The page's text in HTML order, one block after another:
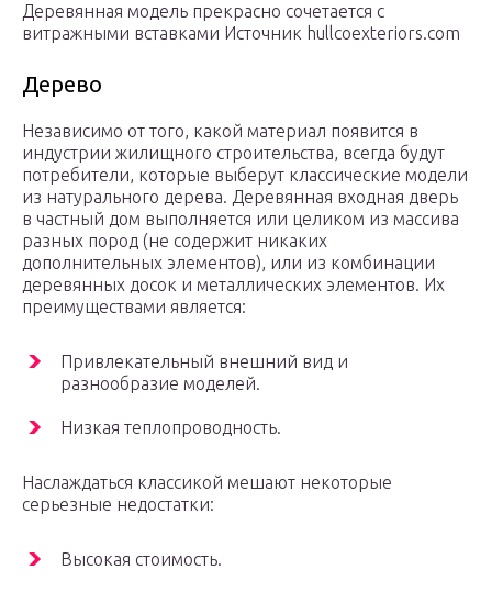
Деревянная модель прекрасно сочетается с
витражными вставками Источник hullcoexteriors.com
Дерево
Независимо от того, какой материал появится в
индустрии жилищного строительства, всегда будут
потребители, которые выберут классические модели
из натурального дерева. Деревянная входная дверь
в частный дом выполняется или целиком из массива
разных пород (не содержит никаких
дополнительных элементов), или из комбинации
деревянных досок и металлических элементов. Их
преимуществами является:
Привлекательный внешний вид и
разнообразие моделей.
Низкая теплопроводность.
Наслаждаться классикой мешают некоторые
серьезные недостатки:
Высокая стоимость.